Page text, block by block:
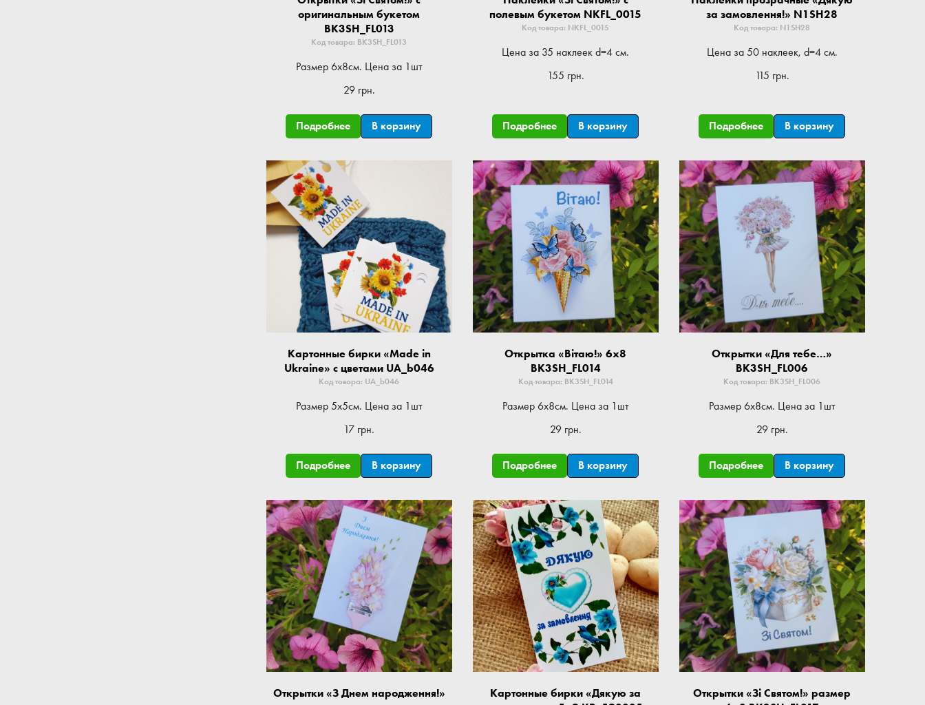
оригинальным букетом
BK3SH_FL013
Код товара: BK3SH_FL013
Размер 6x8см. Цена за 1шт
29 грн.
Подробнее В корзину
полевым букетом NKFL_0015
Код товара: NKFL_0015
Цена за 35 наклеек d=4 см.
155 грн.
Подробнее В корзину
за замовлення!» N1SH28
Код товара: N1SH28
Цена за 50 наклеек, d=4 см.
115 грн.
Подробнее В корзину
Картонные бирки «Made in
Ukraine» с цветами UA_b046
Код товара: UA_b046
Размер 5x5см. Цена за 1шт
17 грн.
Подробнее В корзину
Открытка «Вітаю!» 6x8
BK3SH_FL014
Код товара: BK3SH_FL014
Размер 6x8см. Цена за 1шт
29 грн.
Подробнее В корзину
Открытки «Для тебе…»
BK3SH_FL006
Код товара: BK3SH_FL006
Размер 6x8см. Цена за 1шт
29 грн.
Подробнее В корзину
Открытки «З Днем народження!»
Картонные бирки «Дякую за
Открытки «Зі Святом!» размер